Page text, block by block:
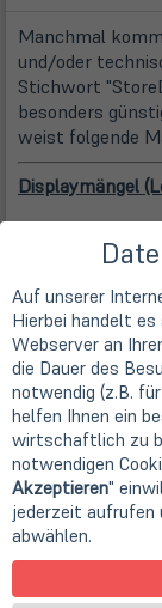
Manchmal
und/oder
Stichwort
besonders
weist folgende
Displaymängel
die in einigen
Die
Gerätes wird
beeinträchtigt.
Hersteller
Apple
24,6cm9,7"
Auflösung
2048 x 1536
Touchscreen
Multitouch
Displaytyp
Auf unserer
Hierbei handelt
Webserver an
die Dauer des
notwendig (z.B.
helfen Ihnen ein
wirtschaftlich zu
notwendigen
Akzeptieren"
jederzeit aufrufen
abwählen.